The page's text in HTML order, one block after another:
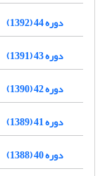
دوره 44 (1392)
دوره 43 (1391)
دوره 42 (1390)
دوره 41 (1389)
دوره 40 (1388)